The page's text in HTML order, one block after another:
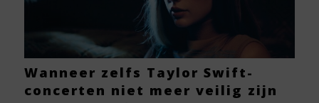
Wanneer zelfs Taylor Swift-
concerten niet meer veilig zijn